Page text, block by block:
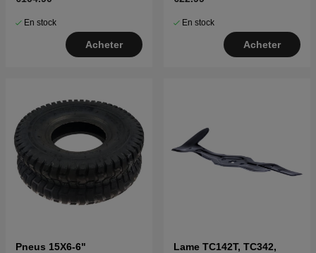
En stock
Acheter
En stock
Acheter
Pneus 15X6-6" Lame TC142T, TC342,